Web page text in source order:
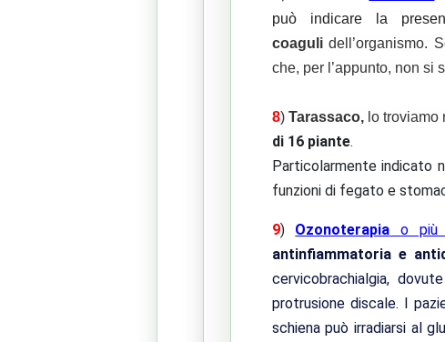
può indicare la
coagulidell’organismo.
che, per l’appunto, non si
8) Tarassaco,lo troviamo
di 16 piante.
Particolarmente indicato
funzioni di fegato e
9) Ozonoterapia o più
antinfiammatoria e
cervicobrachialgia,
protrusione discale. I
schiena può irradiarsi al